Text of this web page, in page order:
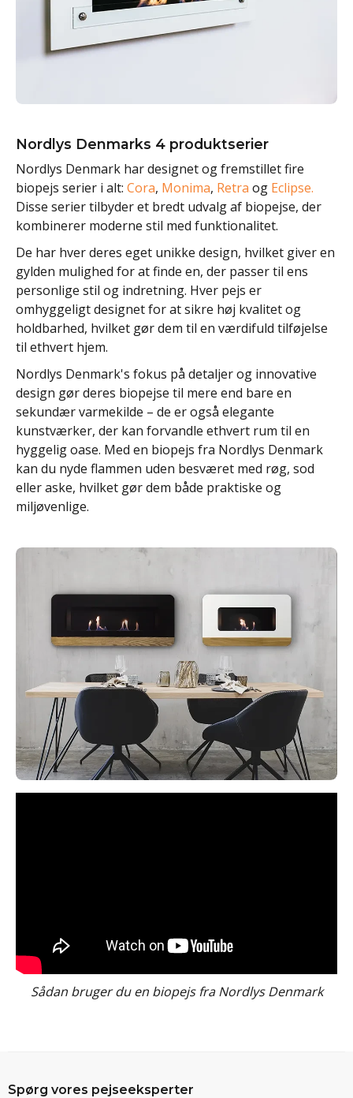
Nordlys Denmarks 4 produktserier
Nordlys Denmark har designet og fremstillet fire
biopejs serier i alt: Cora, Monima, Retra og Eclipse.
Disse serier tilbyder et bredt udvalg af biopejse, der
kombinerer moderne stil med funktionalitet.
De har hver deres eget unikke design, hvilket giver en
gylden mulighed for at finde en, der passer til ens
personlige stil og indretning. Hver pejs er
omhyggeligt designet for at sikre høj kvalitet og
holdbarhed, hvilket gør dem til en værdifuld tilføjelse
til ethvert hjem.
Nordlys Denmark's fokus på detaljer og innovative
design gør deres biopejse til mere end bare en
sekundær varmekilde – de er også elegante
kunstværker, der kan forvandle ethvert rum til en
hyggelig oase. Med en biopejs fra Nordlys Denmark
kan du nyde flammen uden besværet med røg, sod
eller aske, hvilket gør dem både praktiske og
miljøvenlige.
Sådan bruger du en biopejs fra Nordlys Denmark
Spørg vores pejseeksperter